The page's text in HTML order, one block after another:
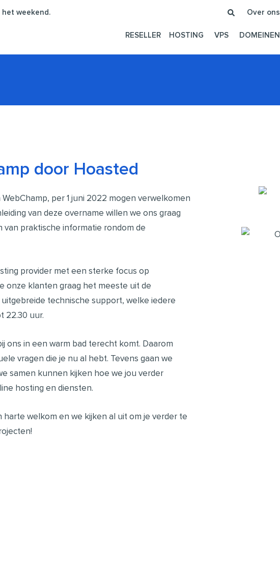
het weekend. Over ons
RESELLER HOSTING VPS DOMEINEN
door Hoasted
per 1 juni 2022 mogen verwelkomen
van deze overname willen we ons graag
praktische informatie rondom de
provider met een sterke focus op
onze klanten graag het meeste uit de
technische support, welke iedere
22.30 uur.
ons in een warm bad terecht komt. Daarom
vragen die je nu al hebt. Tevens gaan we
samen kunnen kijken hoe we jou verder
hosting en diensten.
welkom en we kijken al uit om je verder te